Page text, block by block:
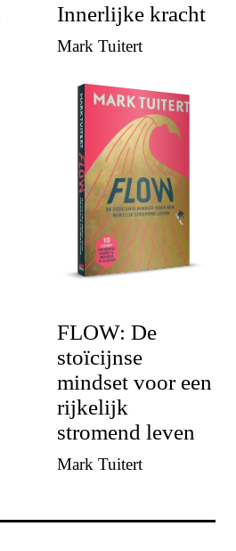
Innerlijke kracht
Mark Tuitert
FLOW: De
stoïcijnse
mindset voor een
rijkelijk
stromend leven
Mark Tuitert